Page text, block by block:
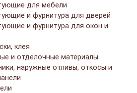
для мебели
и фурнитура для дверей
и фурнитура для окон и
клея
и отделочные материалы
наружные отливы, откосы и